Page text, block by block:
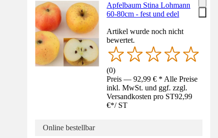
Apfelbaum Stina Lohmann
60-80cm - fest und edel
Artikel wurde noch nicht
bewertet.
(0)
Preis — 92,99 € * Alle Preise
inkl. MwSt. und ggf. zzgl.
Versandkosten pro ST92,99
€*/ ST
Online bestellbar